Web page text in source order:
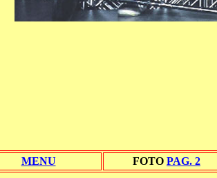
MENU FOTO PAG. 2